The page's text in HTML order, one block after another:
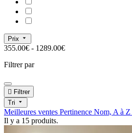
Prix
355.00€ - 1289.00€
Filtrer par
 Filtrer
Tri
Meilleures ventes Pertinence Nom, A à Z
Il y a 15 produits.